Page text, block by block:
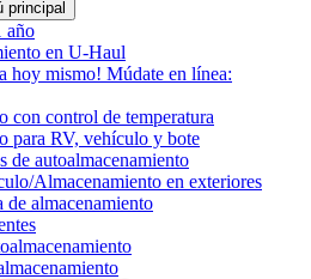
principal
año
en U-Haul
hoy mismo! Múdate en línea:
con control de temperatura
para RV, vehículo y bote
de autoalmacenamiento
Almacenamiento en exteriores
de almacenamiento